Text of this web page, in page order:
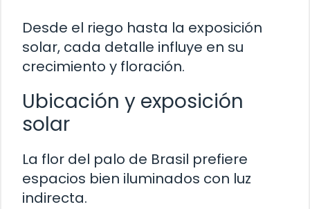
Desde el riego hasta la exposición
solar, cada detalle influye en su
crecimiento y floración.
Ubicación y exposición
solar
La flor del palo de Brasil prefiere
espacios bien iluminados con luz
indirecta.